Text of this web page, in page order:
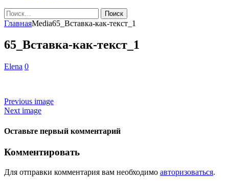
Найти:
ГлавнаяMedia65_Вставка-как-текст_1
65_Вставка-как-текст_1
Elena 0
Previous image
Next image
Оставьте первый комментарий
Комментировать
Для отправки комментария вам необходимо авторизоваться.